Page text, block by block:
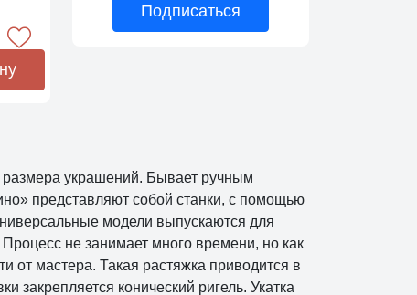
Подписаться
украшений. Бывает ручным
представляют собой станки, с помощью
модели выпускаются для
не занимает много времени, но как
от мастера. Такая растяжка приводится в
закрепляется конический ригель. Укатка